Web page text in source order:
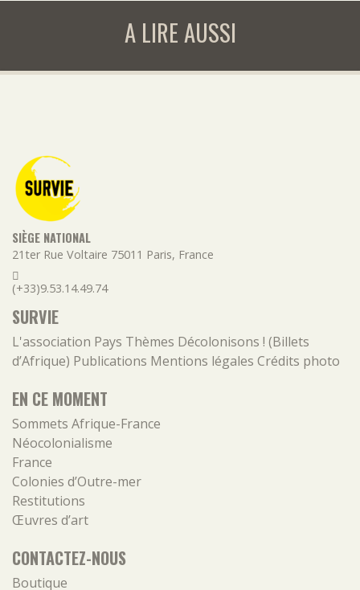
A LIRE AUSSI
SIÈGE NATIONAL
21ter Rue Voltaire 75011 Paris, France
(+33)9.53.14.49.74
SURVIE
L'association Pays Thèmes Décolonisons ! (Billets
d’Afrique) Publications Mentions légales Crédits photo
EN CE MOMENT
Sommets Afrique-France
Néocolonialisme
France
Colonies d’Outre-mer
Restitutions
Œuvres d’art
CONTACTEZ-NOUS
Boutique